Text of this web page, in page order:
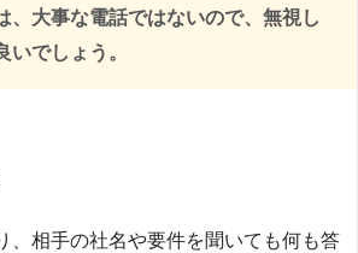
、大事な電話ではないので、無視し
いでしょう。
、相手の社名や要件を聞いても何も答